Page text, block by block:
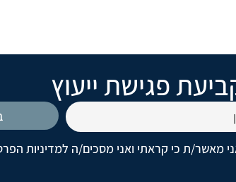
פגישת ייעוץ
מאשר/ת כי קראתי ואני מסכים/ה למדיניות